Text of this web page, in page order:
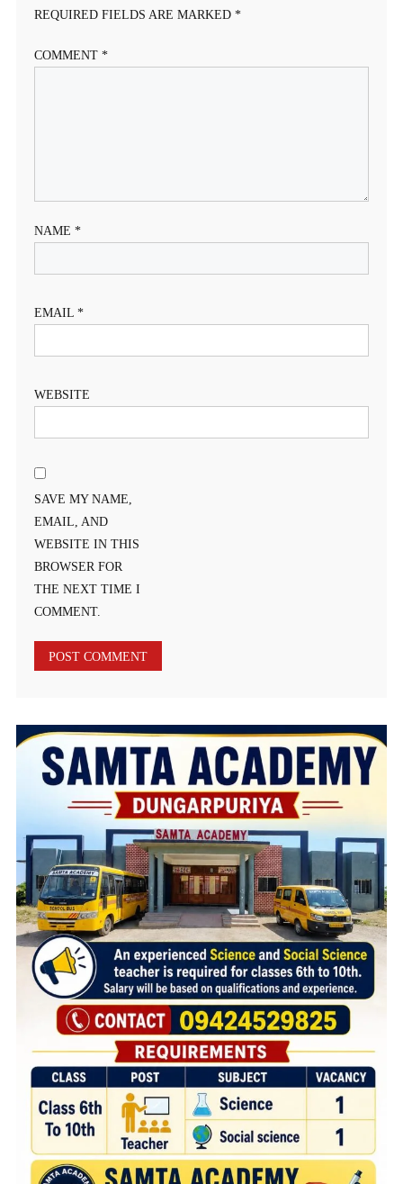
REQUIRED FIELDS ARE MARKED *
COMMENT *
NAME *
EMAIL *
WEBSITE
SAVE MY NAME,
EMAIL, AND
WEBSITE IN THIS
BROWSER FOR
THE NEXT TIME I
COMMENT.